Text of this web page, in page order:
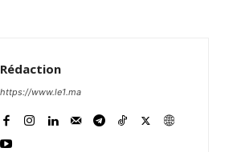
Rédaction
https://www.le1.ma